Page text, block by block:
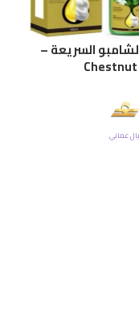
السريعة –
عماني